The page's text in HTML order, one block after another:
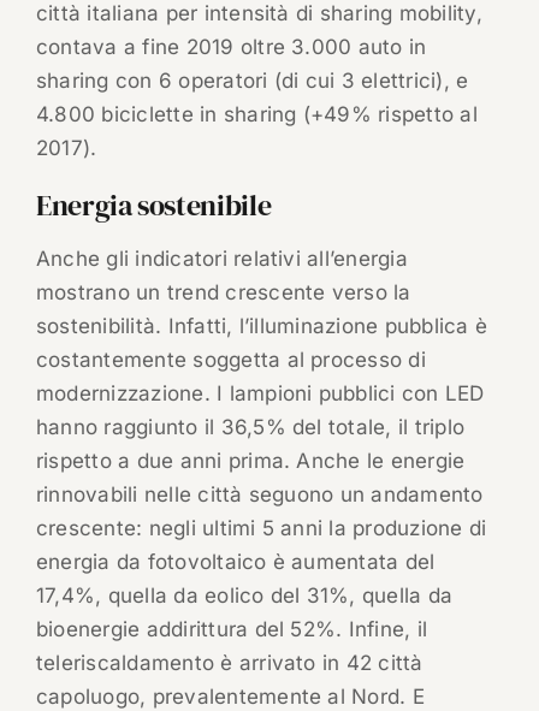
città italiana per intensità di sharing mobility,
contava a fine 2019 oltre 3.000 auto in
sharing con 6 operatori (di cui 3 elettrici), e
4.800 biciclette in sharing (+49% rispetto al
2017).
Energia sostenibile
Anche gli indicatori relativi all’energia
mostrano un trend crescente verso la
sostenibilità. Infatti, l’illuminazione pubblica è
costantemente soggetta al processo di
modernizzazione. I lampioni pubblici con LED
hanno raggiunto il 36,5% del totale, il triplo
rispetto a due anni prima. Anche le energie
rinnovabili nelle città seguono un andamento
crescente: negli ultimi 5 anni la produzione di
energia da fotovoltaico è aumentata del
17,4%, quella da eolico del 31%, quella da
bioenergie addirittura del 52%. Infine, il
teleriscaldamento è arrivato in 42 città
capoluogo, prevalentemente al Nord. E